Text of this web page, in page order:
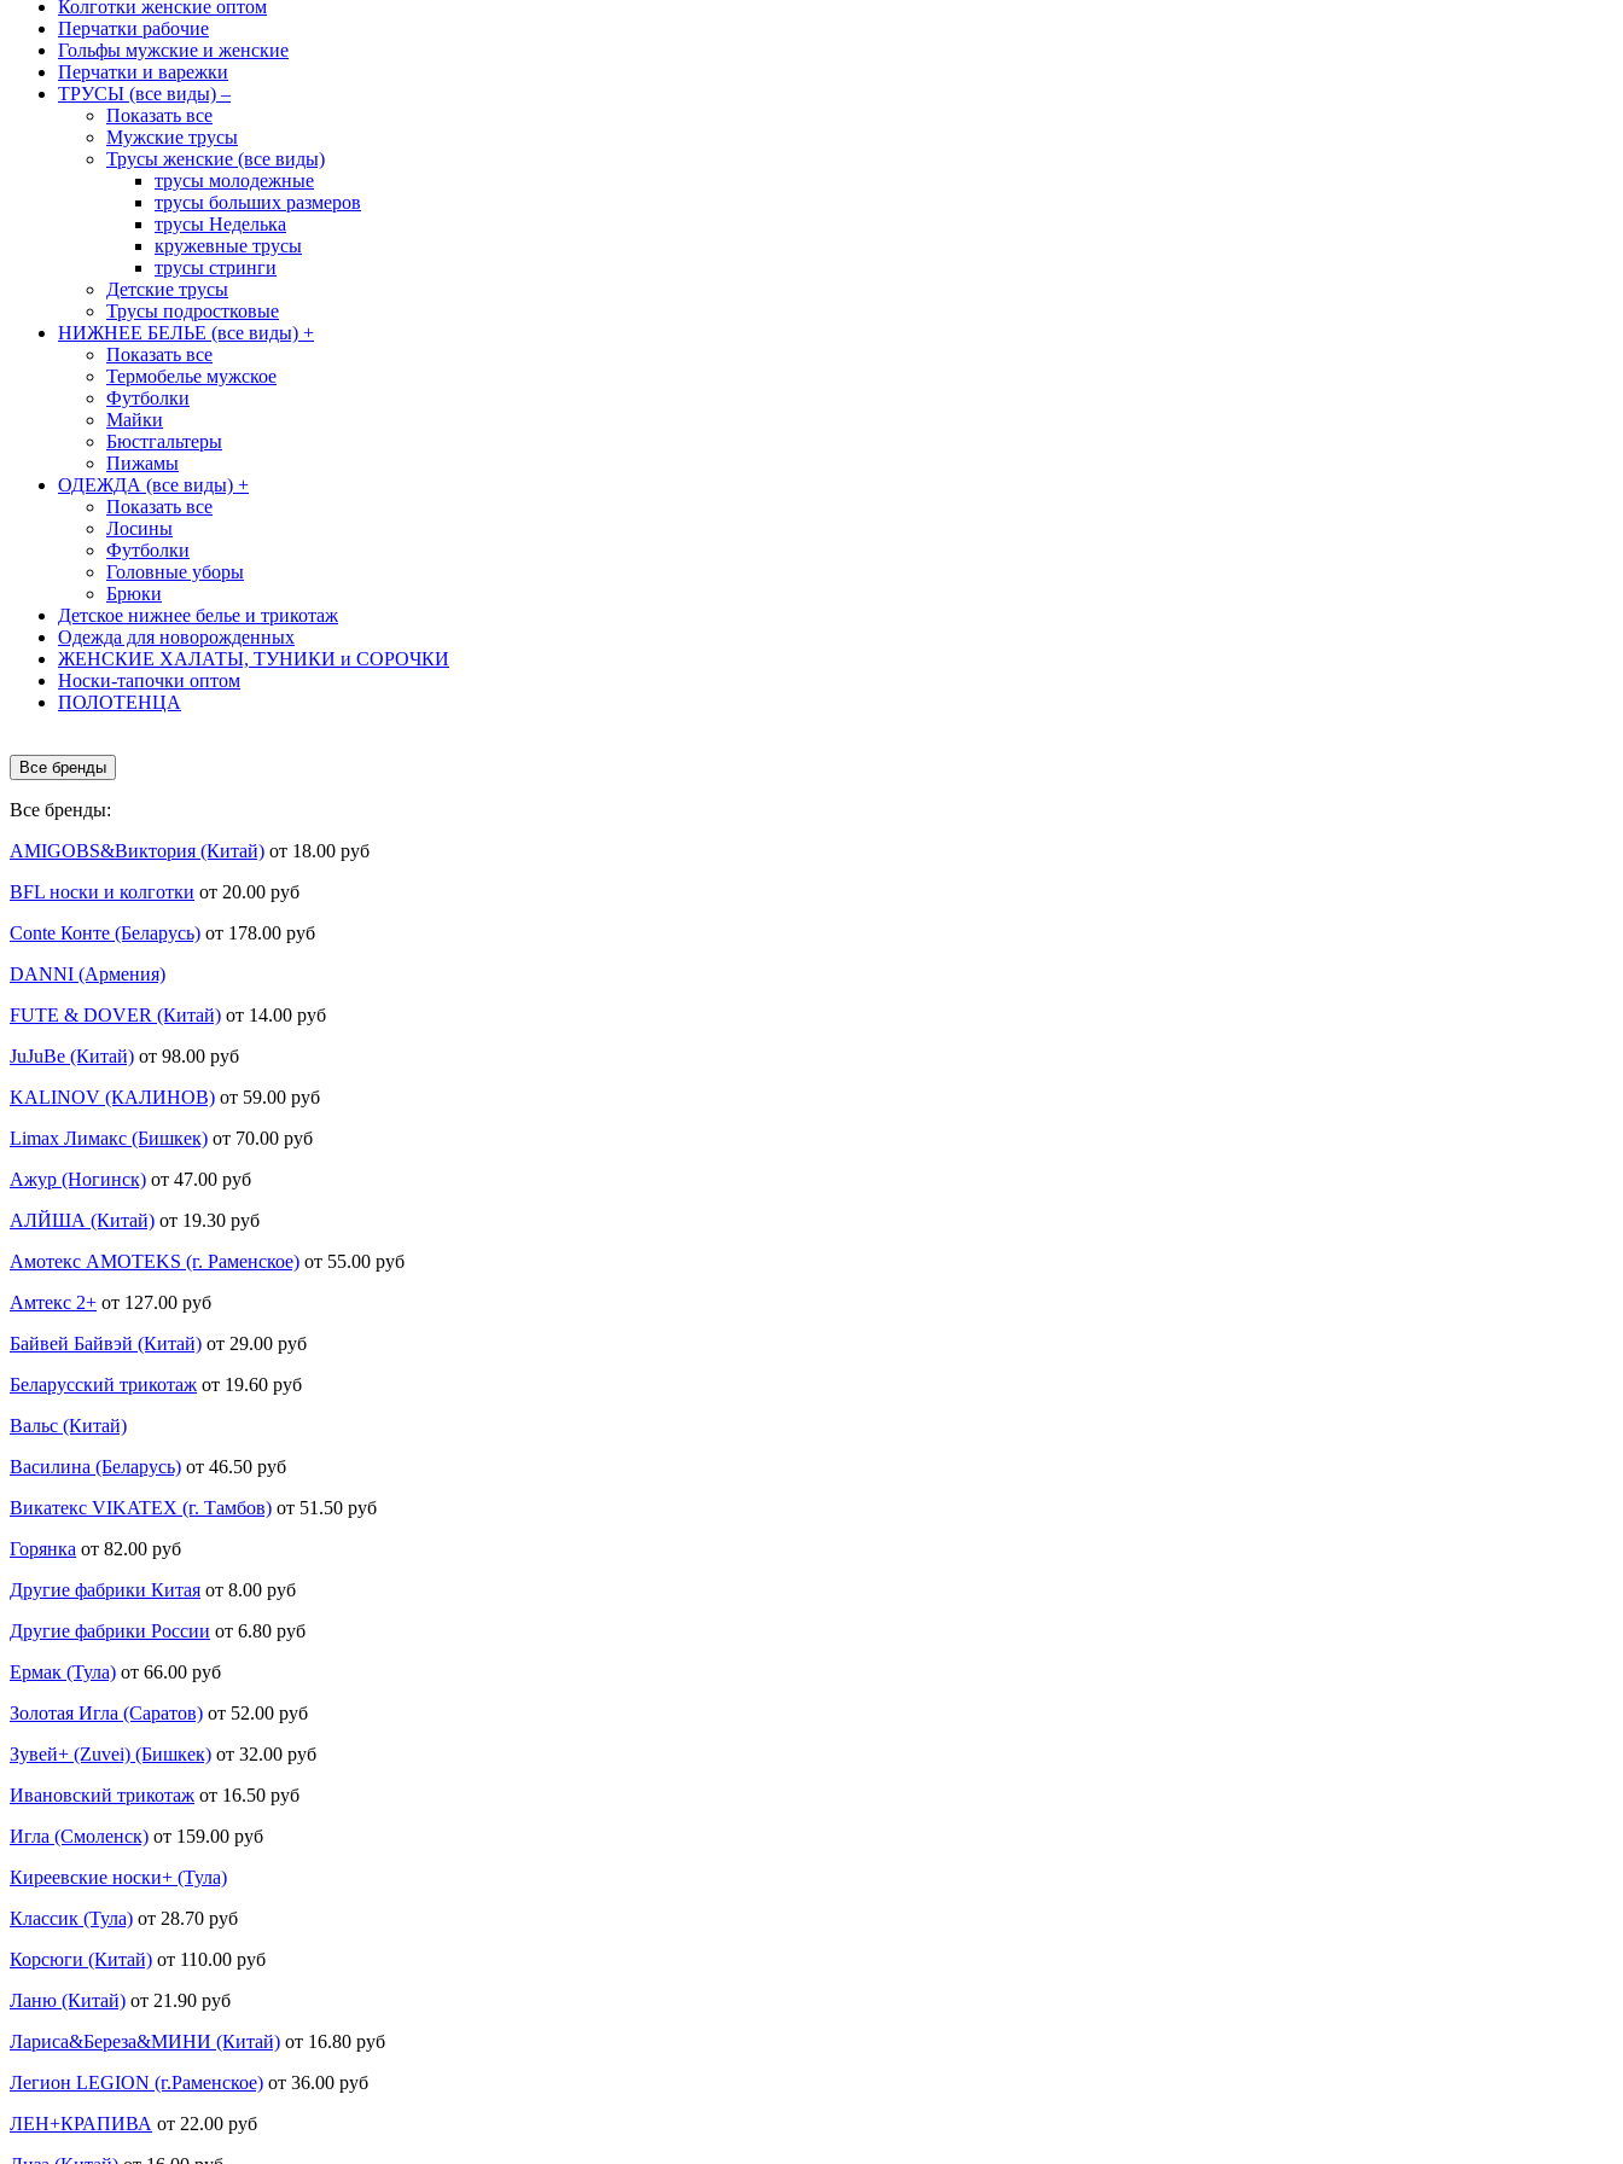
Колготки женские оптом
Перчатки рабочие
Гольфы мужские и женские
Перчатки и варежки
ТРУСЫ (все виды) –
Показать все
Мужские трусы
Трусы женские (все виды)
трусы молодежные
трусы больших размеров
трусы Неделька
кружевные трусы
трусы стринги
Детские трусы
Трусы подростковые
НИЖНЕЕ БЕЛЬЕ (все виды) +
Показать все
Термобелье мужское
Футболки
Майки
Бюстгальтеры
Пижамы
ОДЕЖДА (все виды) +
Показать все
Лосины
Футболки
Головные уборы
Брюки
Детское нижнее белье и трикотаж
Одежда для новорожденных
ЖЕНСКИЕ ХАЛАТЫ, ТУНИКИ и СОРОЧКИ
Носки-тапочки оптом
ПОЛОТЕНЦА
Все бренды
Все бренды:
AMIGOBS&Виктория (Китай) от 18.00 руб
BFL носки и колготки от 20.00 руб
Conte Конте (Беларусь) от 178.00 руб
DANNI (Армения)
FUTE & DOVER (Китай) от 14.00 руб
JuJuBe (Китай) от 98.00 руб
KALINOV (КАЛИНОВ) от 59.00 руб
Limax Лимакс (Бишкек) от 70.00 руб
Ажур (Ногинск) от 47.00 руб
АЛЙША (Китай) от 19.30 руб
Амотекс AMOTEKS (г. Раменское) от 55.00 руб
Амтекс 2+ от 127.00 руб
Байвей Байвэй (Китай) от 29.00 руб
Беларусский трикотаж от 19.60 руб
Вальс (Китай)
Василина (Беларусь) от 46.50 руб
Викатекс VIKATEX (г. Тамбов) от 51.50 руб
Горянка от 82.00 руб
Другие фабрики Китая от 8.00 руб
Другие фабрики России от 6.80 руб
Ермак (Тула) от 66.00 руб
Золотая Игла (Саратов) от 52.00 руб
Зувей+ (Zuvei) (Бишкек) от 32.00 руб
Ивановский трикотаж от 16.50 руб
Игла (Смоленск) от 159.00 руб
Киреевские носки+ (Тула)
Классик (Тула) от 28.70 руб
Корсюги (Китай) от 110.00 руб
Ланю (Китай) от 21.90 руб
Лариса&Береза&МИНИ (Китай) от 16.80 руб
Легион LEGION (г.Раменское) от 36.00 руб
ЛЕН+КРАПИВА от 22.00 руб